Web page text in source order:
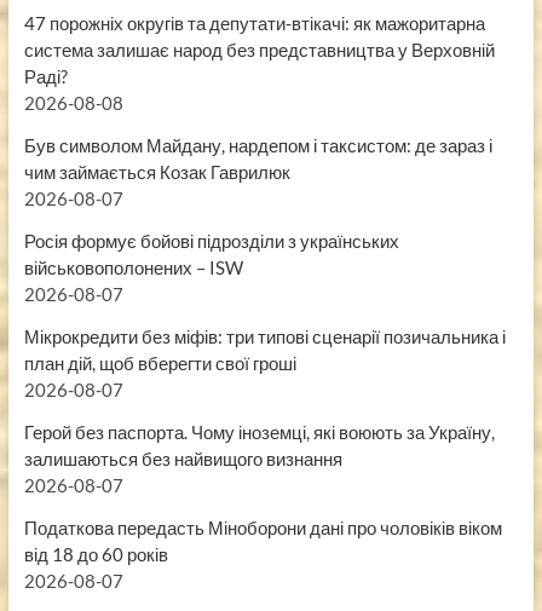
47 порожніх округів та депутати-втікачі: як мажоритарна
система залишає народ без представництва у Верховній
Раді?
2026-08-08
Був символом Майдану, нардепом і таксистом: де зараз і
чим займається Козак Гаврилюк
2026-08-07
Росія формує бойові підрозділи з українських
військовополонених – ISW
2026-08-07
Мікрокредити без міфів: три типові сценарії позичальника і
план дій, щоб вберегти свої гроші
2026-08-07
Герой без паспорта. Чому іноземці, які воюють за Україну,
залишаються без найвищого визнання
2026-08-07
Податкова передасть Міноборони дані про чоловіків віком
від 18 до 60 років
2026-08-07